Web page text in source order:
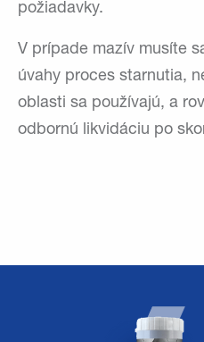
požiadavky.
V prípade mazív musíte
úvahy proces starnutia,
oblasti sa používajú, a
odbornú likvidáciu po